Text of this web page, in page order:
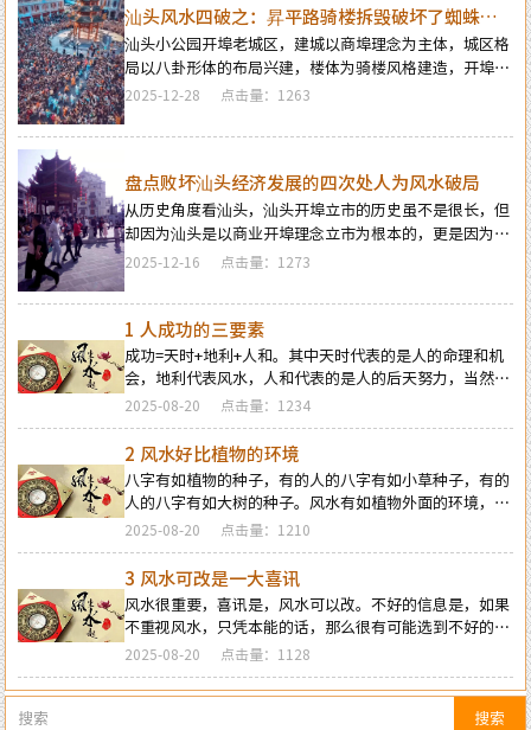
搜索
口，主导着地方城乡的风水大局…
汕头风水四破之：昇平路骑楼拆毁破坏了蜘蛛网
的风水局
汕头小公园开埠老城区，建城以商埠理念为主体，城区格
局以八卦形体的布局兴建，楼体为骑楼风格建造，开埠区
有三江出海汇聚的水源，因城区八卦形体和骑楼风格的特
蜘蛛网的建筑风格隐藏着神秘的风水意义和作用，才有了
持续繁荣兴旺。可惜在2000年后，昇平路骑楼的拆毁，开
埠区八卦建筑风格的蜘蛛网整体被毁坏，使得开埠城区的
破败加速…
2025-12-28 点击量：1263
盘点败坏汕头经济发展的四次处人为风水破局
从历史角度看汕头，汕头开埠立市的历史虽不是很长，但
却因为汕头是以商业开埠理念立市为根本的，更是因为汕
头市的地理结构及位置拥有良好的地理风水环境条件，工
续了一百多年的兴旺景象，可惜在改革开放中后期的城市
扩展建设中，多次处的文物建筑被拆毁改变破坏了开埠发
源地及汕头市区整体的风水大局，以及一些人为的不合理
风水造局，引发了汕头市场经济繁荣景象的一落千丈，工
商业的发展及人气日益萧条…
2025-12-16 点击量：1273
1 人成功的三要素
成功=天时+地利+人和。其中天时代表的是人的命理和机
会，地利代表风水，人和代表的是人的后天努力，当然天
时，地利，人和，每个占比是不同的，天时占50%的力
量，地利占35%的力量，人的努力只占15%的力量
2025-08-20 点击量：1234
2 风水好比植物的环境
八字有如植物的种子，有的人的八字有如小草种子，有的
人的八字有如大树的种子。风水有如植物外面的环境，如
果环境好的话，小草永远长不到大树这么高，和大树比起
来，小草就是在大树的脚下。
2025-08-20 点击量：1210
3 风水可改是一大喜讯
风水很重要，喜讯是，风水可以改。不好的信息是，如果
不重视风水，只凭本能的话，那么很有可能选到不好的风
水，或者人为造出不好风水的房子。那，怎样才能有好风
水呢？
2025-08-20 点击量：1128